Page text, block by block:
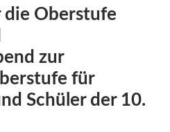
Oberstufe
zur
für
Schüler der 10.